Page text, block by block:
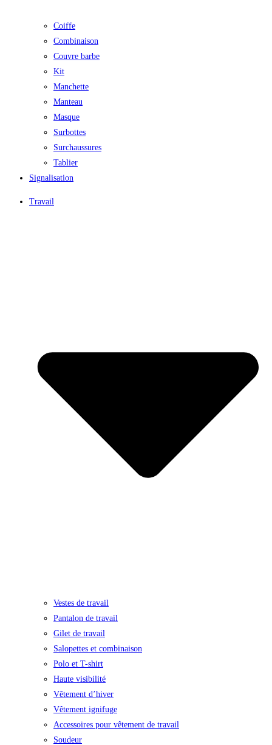
Coiffe
Combinaison
Couvre barbe
Kit
Manchette
Manteau
Masque
Surbottes
Surchaussures
Tablier
Signalisation
Travail
Vestes de travail
Pantalon de travail
Gilet de travail
Salopettes et combinaison
Polo et T-shirt
Haute visibilité
Vêtement d’hiver
Vêtement ignifuge
Accessoires pour vêtement de travail
Soudeur